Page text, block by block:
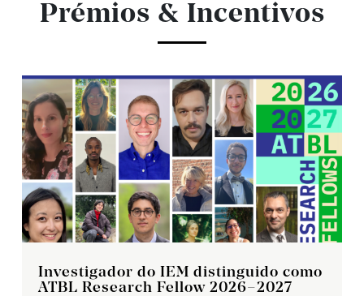
Prémios & Incentivos
Investigador do IEM distinguido como
ATBL Research Fellow 2026–2027